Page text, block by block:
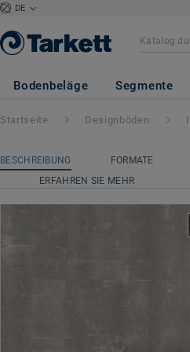
DE
Bodenbeläge Segmente
ID Classics
Startseite Designböden
BESCHREIBUNG FORMATE
ERFAHREN SIE MEHR